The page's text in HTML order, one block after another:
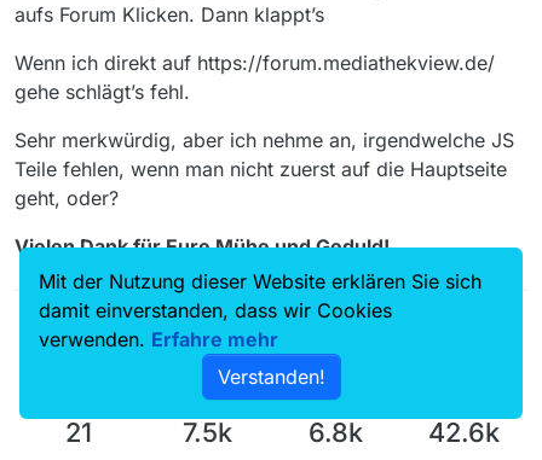
aufs Forum Klicken. Dann klappt’s
Wenn ich direkt auf https://forum.mediathekview.de/
gehe schlägt’s fehl.
Sehr merkwürdig, aber ich nehme an, irgendwelche JS
Teile fehlen, wenn man nicht zuerst auf die Hauptseite
geht, oder?
Vielen Dank für Eure Mühe und Geduld!
21 7.5k 6.8k 42.6k
Mit der Nutzung dieser Website erklären Sie sich
damit einverstanden, dass wir Cookies
verwenden. Erfahre mehr
Verstanden!